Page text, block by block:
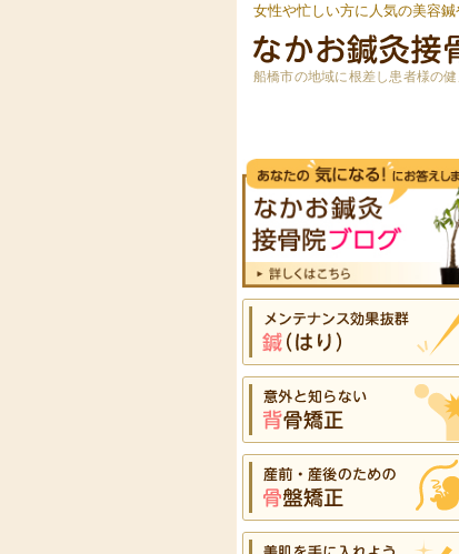
女性や忙しい方に人気の美容
船橋市の地域に根差し患者様の